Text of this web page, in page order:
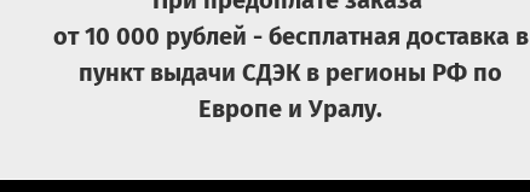
от 10 000 рублей - бесплатная доставка в
пункт выдачи СДЭК в регионы РФ по
Европе и Уралу.